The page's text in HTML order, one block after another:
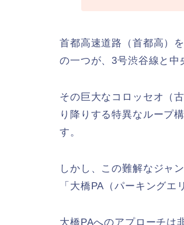
首都高速道路（首都高）
の一つが、3号渋谷線と中
その巨大なコロッセオ（
り降りする特異なループ
す。
しかし、この難解なジャ
「大橋PA（パーキングエ
大橋PAへのアプローチは